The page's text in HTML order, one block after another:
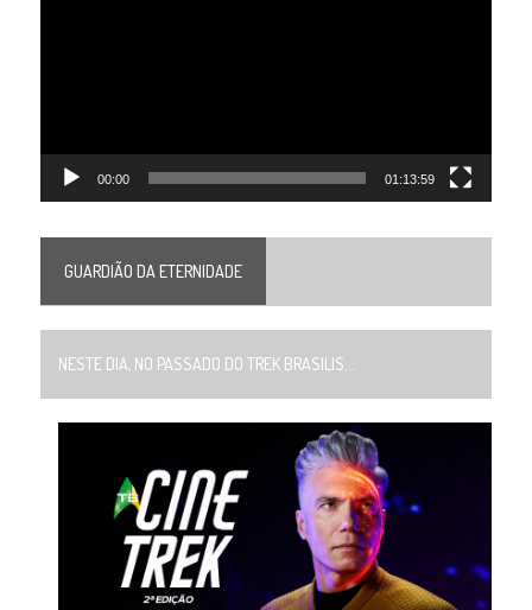
00:00 01:13:59
GUARDIÃO DA ETERNIDADE
NESTE DIA, NO PASSADO DO TREK BRASILIS...